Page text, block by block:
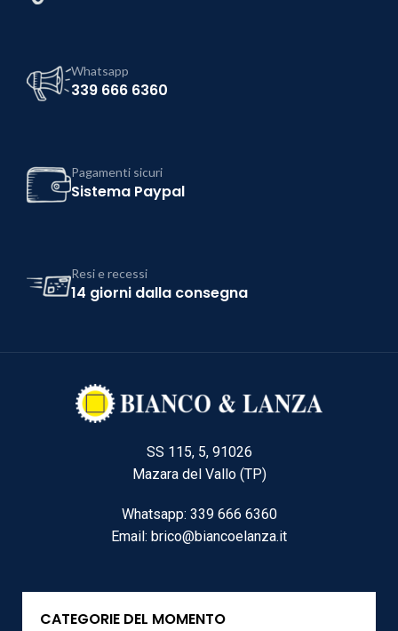
Whatsapp
339 666 6360
Pagamenti sicuri
Sistema Paypal
Resi e recessi
14 giorni dalla consegna
SS 115, 5, 91026
Mazara del Vallo (TP)
Whatsapp: 339 666 6360
Email: brico@biancoelanza.it
CATEGORIE DEL MOMENTO